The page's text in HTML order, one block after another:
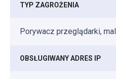
TYP ZAGROŻENIA
Porywacz przeglądarki,
OBSŁUGIWANY ADRES IP